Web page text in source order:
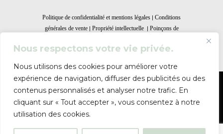
Nous respectons votre vie privée.
Nous utilisons des cookies pour améliorer votre
expérience de navigation, diffuser des publicités ou des
contenus personnalisés et analyser notre trafic. En
cliquant sur « Tout accepter », vous consentez à notre
utilisation des cookies.
Politique de confidentialité et mentions légales | Conditions
générales de vente| Propriété intellectuelle | Poinçons de
© Atelier Bloomfield 2023. Tous droits réservés.
Le site utilise des cookies. En poursuivant votre navigation,
vous en acceptez l’utilisation. Pour en savoir plus, consultez
notrepolitique de confidentialité